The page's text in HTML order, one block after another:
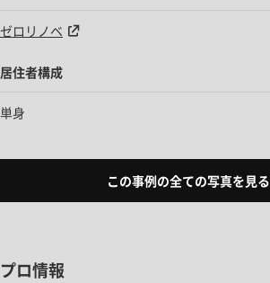
ゼロリノベ
居住者構成
単身
この事例の全ての写真を見る
プロ情報